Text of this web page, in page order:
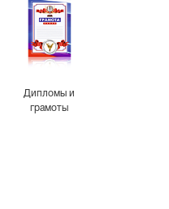
Дипломы и
грамоты